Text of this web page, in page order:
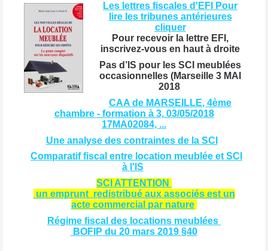
Les lettres fiscales d'EFI Pour
lire les tribunes antérieures
cliquer
Pour recevoir la lettre EFI,
inscrivez-vous en haut à droite
Pas d’IS pour les SCI meublées
occasionnelles (Marseille 3 MAI
2018
CAA de MARSEILLE, 4ème
chambre - formation à 3, 03/05/2018
17MA02084, ...
Une analyse des contraintes de la SCI
Comparatif fiscal entre location meublée et SCI
à l'IS
SCI ATTENTION
un emprunt redistribué aux associés est un
acte commercial par nature
Régime fiscal des locations meublées
BOFIP du 20 mars 2019 §40